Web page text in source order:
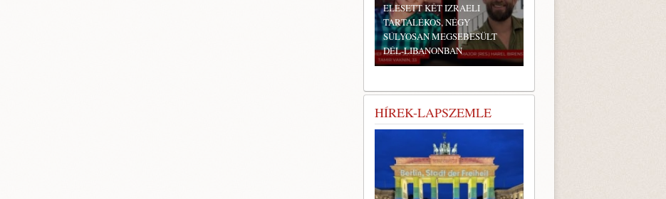
ELESETT KÉT IZRAELI
TARTALÉKOS, NÉGY
SÚLYOSAN MEGSEBESÜLT
DÉL-LIBANONBAN
HÍREK-LAPSZEMLE